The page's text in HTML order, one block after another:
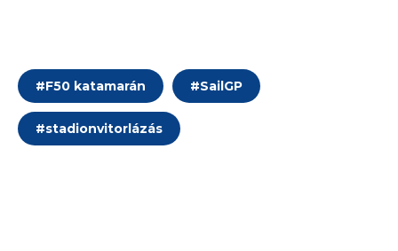
#F50 katamarán #SailGP
#stadionvitorlázás